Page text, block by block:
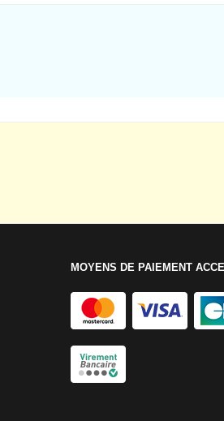
MOYENS DE PAIEMENT